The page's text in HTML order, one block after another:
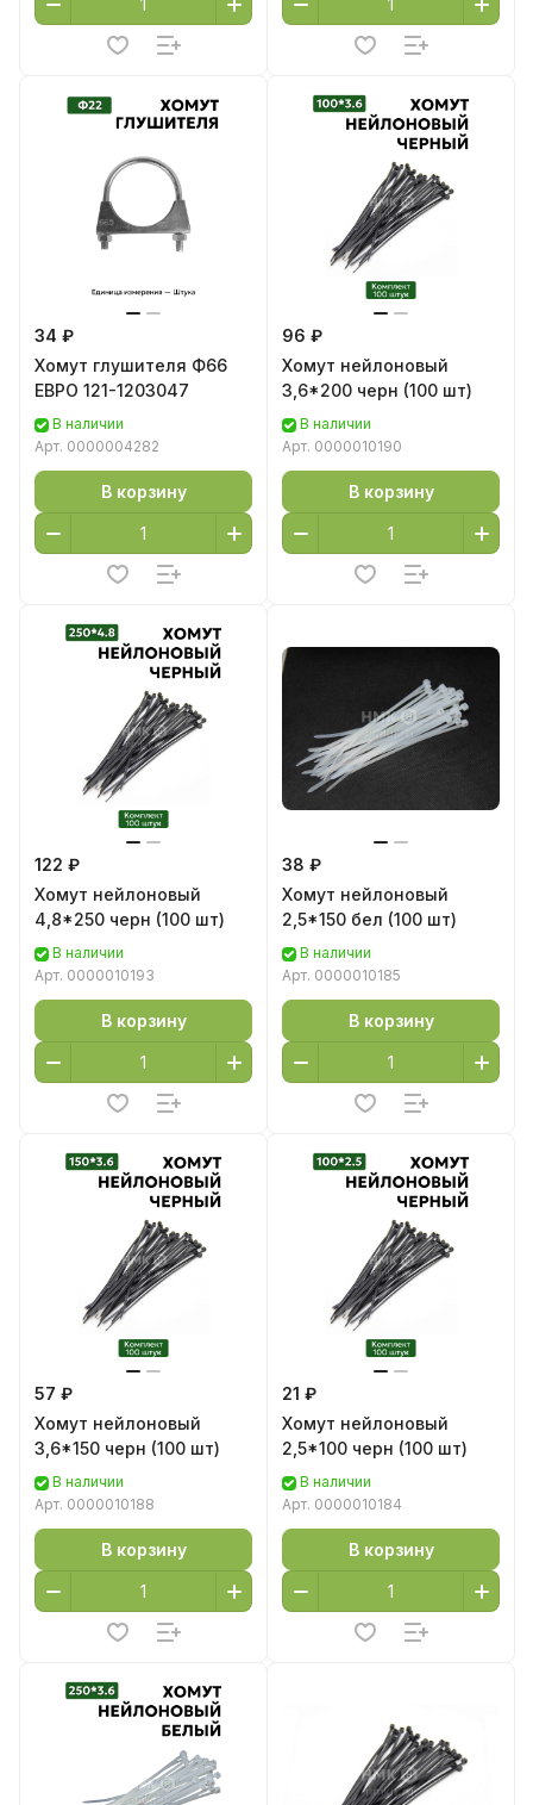
34 ₽
Хомут глушителя Ф66
ЕВРО 121-1203047
В наличии
Арт. 0000004282
В корзину
96 ₽
Хомут нейлоновый
3,6*200 черн (100 шт)
В наличии
Арт. 0000010190
В корзину
122 ₽
Хомут нейлоновый
4,8*250 черн (100 шт)
В наличии
Арт. 0000010193
В корзину
38 ₽
Хомут нейлоновый
2,5*150 бел (100 шт)
В наличии
Арт. 0000010185
В корзину
57 ₽
Хомут нейлоновый
3,6*150 черн (100 шт)
В наличии
Арт. 0000010188
В корзину
21 ₽
Хомут нейлоновый
2,5*100 черн (100 шт)
В наличии
Арт. 0000010184
В корзину